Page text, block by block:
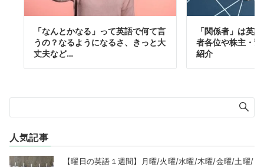
「なんとかなる」って英語で何て言
うの？なるようになるさ、きっと大
丈夫など…
「関係者」は英
者各位や株主・
紹介
人気記事
【曜日の英語１週間】月曜/火曜/水曜/木曜/金曜/土曜/